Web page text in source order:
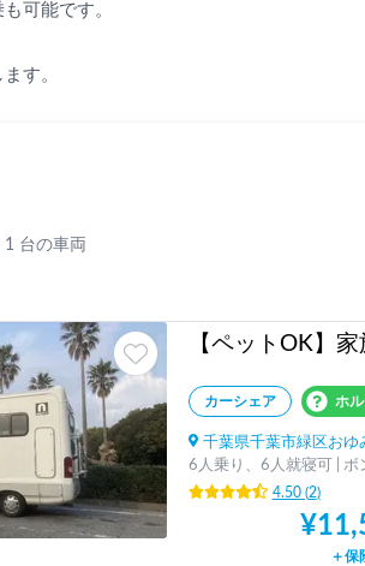
可能です。
す。
1 台の車両
カーシェア ホ
千葉県千葉市緑区おゆ
6人乗り、6人就寝可 | ボ
4.50(2)
¥
＋保